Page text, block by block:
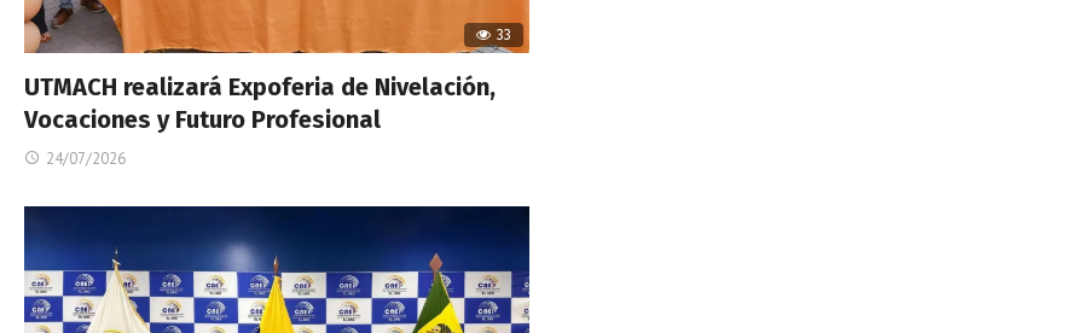
33
UTMACH realizará Expoferia de Nivelación,
Vocaciones y Futuro Profesional
24/07/2026